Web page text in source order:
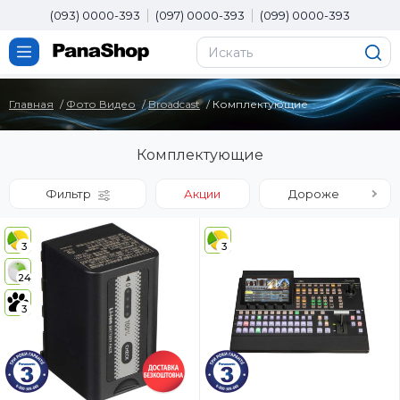
(093) 0000-393 (097) 0000-393 (099) 0000-393
Главная Фото Видео Broadcast Комплектующие
Комплектующие
Фильтр Акции Дороже
3
24
3
3